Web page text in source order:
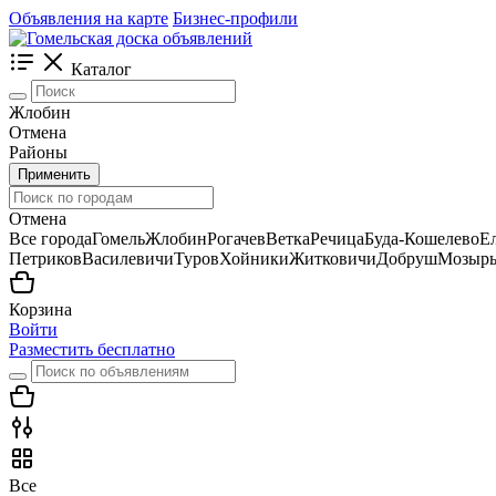
Объявления на карте Бизнес-профили
Каталог
Жлобин
Отмена
Районы
Применить
Отмена
Все городаГомельЖлобинРогачевВеткаРечицаБуда-Кошелево
ПетриковВасилевичиТуровХойникиЖитковичиДобрушМозырь
Корзина
Войти
Разместить бесплатно
Все